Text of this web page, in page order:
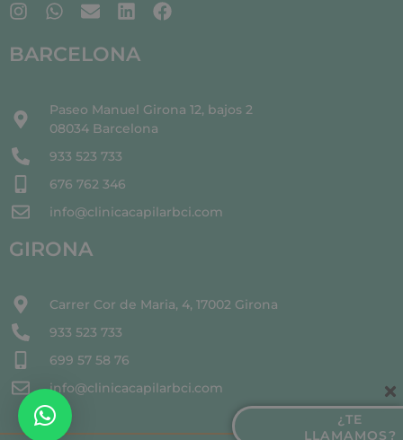
BARCELONA
Paseo Manuel Girona 12, bajos 2
08034 Barcelona
933 523 733
676 762 346
info@clinicacapilarbci.com
GIRONA
Carrer Cor de Maria, 4, 17002 Girona
933 523 733
699 57 58 76
info@clinicacapilarbci.com
¿TE
LLAMAMOS?